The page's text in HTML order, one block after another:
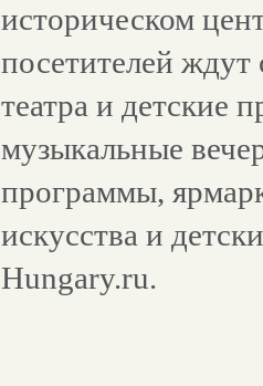
историческом
посетителей ждут
театра и детские
музыкальные
программы,
искусства и
Hungary.ru.